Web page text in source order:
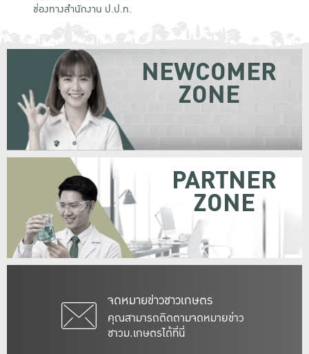
ช่องทางสำนักงาน ป.ป.ท.
จดหมายข่าวชาวเกษตร
คุณสามารถติดตามจดหมายข่าว
ชาวม.เกษตรได้ที่นี่
NEWCOMER
ZONE
PARTNER
ZONE